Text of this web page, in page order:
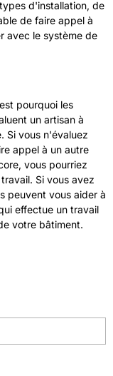
d'installation, de
de faire appel à
avec le système de
pourquoi les
un artisan à
Si vous n'évaluez
appel à un autre
vous pourriez
Si vous avez
peuvent vous aider à
effectue un travail
votre bâtiment.